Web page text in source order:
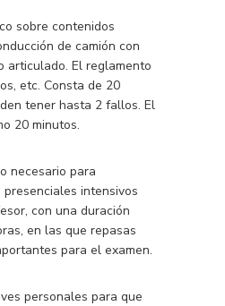
sobre contenidos
de camión con
articulado. El reglamento
etc. Consta de 20
tener hasta 2 fallos. El
20 minutos.
necesario para
intensivos
con una duración
en las que repasas
para el examen.
personales para que